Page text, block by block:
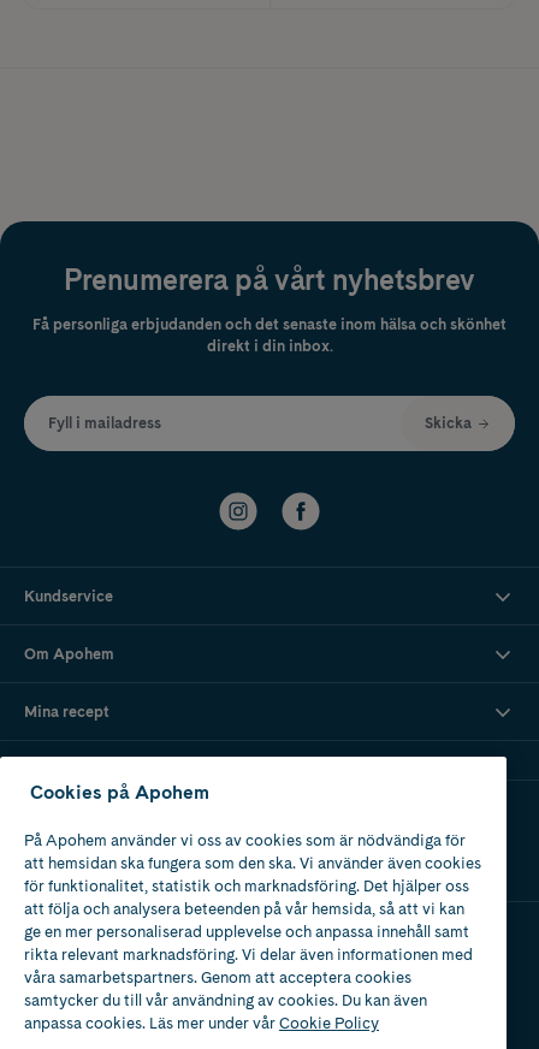
Prenumerera på vårt nyhetsbrev
Få personliga erbjudanden och det senaste inom hälsa och skönhet
direkt i din inbox.
Fyll i mailadress Skicka
Kundservice
Om Apohem
Mina recept
Apotek med tillstånd
av Läkemedelsverket
Cookies på Apohem
På Apohem använder vi oss av cookies som är nödvändiga för
att hemsidan ska fungera som den ska. Vi använder även cookies
för funktionalitet, statistik och marknadsföring. Det hjälper oss
att följa och analysera beteenden på vår hemsida, så att vi kan
ge en mer personaliserad upplevelse och anpassa innehåll samt
rikta relevant marknadsföring. Vi delar även informationen med
våra samarbetspartners. Genom att acceptera cookies
samtycker du till vår användning av cookies. Du kan även
anpassa cookies. Läs mer under vårCookie Policy